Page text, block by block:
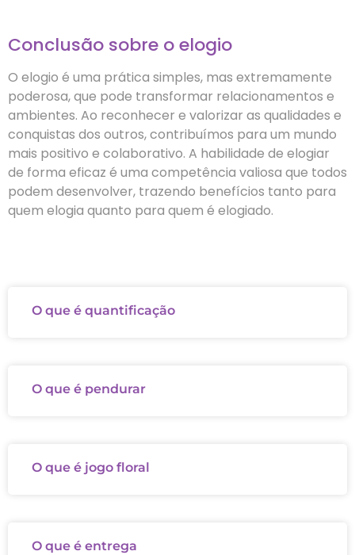
Conclusão sobre o elogio
O elogio é uma prática simples, mas extremamente
poderosa, que pode transformar relacionamentos e
ambientes. Ao reconhecer e valorizar as qualidades e
conquistas dos outros, contribuímos para um mundo
mais positivo e colaborativo. A habilidade de elogiar
de forma eficaz é uma competência valiosa que todos
podem desenvolver, trazendo benefícios tanto para
quem elogia quanto para quem é elogiado.
O que é quantificação
O que é pendurar
O que é jogo floral
O que é entrega